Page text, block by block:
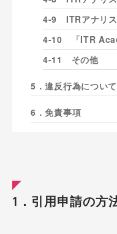
4-9 ITRアナリス
4-10 「ITR
4-11 その他
5．違反行為について
6．免責事項
1．引用申請の方